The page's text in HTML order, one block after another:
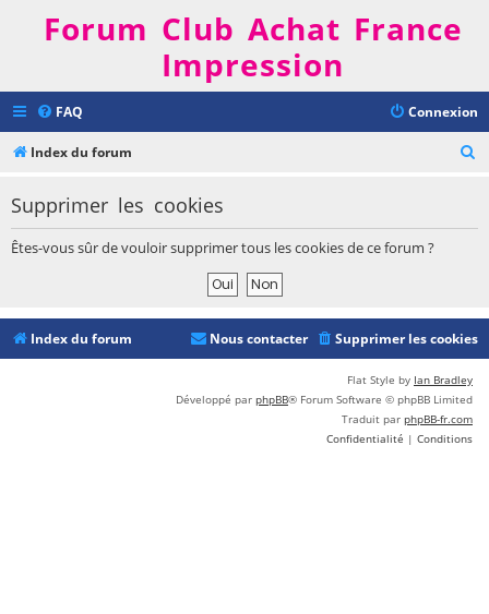
Forum Club Achat France
Impression
FAQ Connexion
Index du forum
c
Supprimer les cookies
Êtes-vous sûr de vouloir supprimer tous les cookies de ce forum ?
Index du forum Supprimer les cookies
Nous contacter
Flat Style by Ian Bradley
Développé par phpBB® Forum Software © phpBB Limited
Traduit par phpBB-fr.com
Confidentialité | Conditions